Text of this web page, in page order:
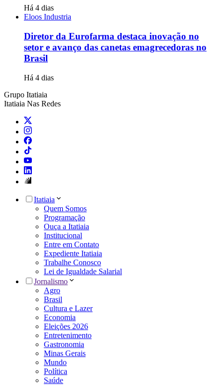
Há 4 dias
Eloos Industria
Diretor da Eurofarma destaca inovação no
setor e avanço das canetas emagrecedoras no
Brasil
Há 4 dias
Grupo Itatiaia
Itatiaia Nas Redes
Itatiaia
Quem Somos
Programação
Ouça a Itatiaia
Institucional
Entre em Contato
Expediente Itatiaia
Trabalhe Conosco
Lei de Igualdade Salarial
Jornalismo
Agro
Brasil
Cultura e Lazer
Economia
Eleições 2026
Entretenimento
Gastronomia
Minas Gerais
Mundo
Política
Saúde